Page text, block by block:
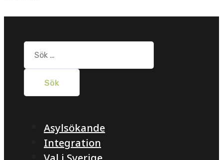
Sök
efter:
Asylsökande
Integration